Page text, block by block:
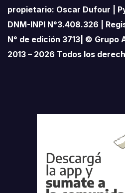
propietario: Oscar Dufour |
DNM-INPI N°3.408.326 |
N° de edición 3713| © Grupo
2013 – 2026 Todos los